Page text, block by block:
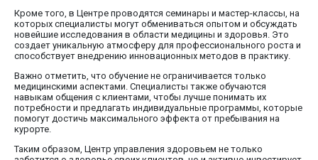
Кроме того, в Центре проводятся семинары и мастер-классы, на
которых специалисты могут обмениваться опытом и обсуждать
новейшие исследования в области медицины и здоровья. Это
создает уникальную атмосферу для профессионального роста и
способствует внедрению инновационных методов в практику.
Важно отметить, что обучение не ограничивается только
медицинскими аспектами. Специалисты также обучаются
навыкам общения с клиентами, чтобы лучше понимать их
потребности и предлагать индивидуальные программы, которые
помогут достичь максимального эффекта от пребывания на
курорте.
Таким образом, Центр управления здоровьем не только